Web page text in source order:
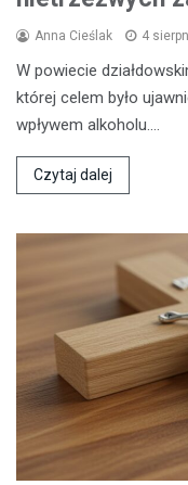
Anna Cieślak 4
W powiecie
której celem było
wpływem alkoholu.…
Czytaj dalej